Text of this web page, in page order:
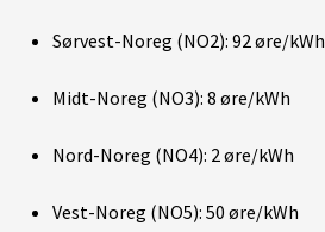
Sørvest-Noreg (NO2): 92 øre/kWh
Midt-Noreg (NO3): 8 øre/kWh
Nord-Noreg (NO4): 2 øre/kWh
Vest-Noreg (NO5): 50 øre/kWh